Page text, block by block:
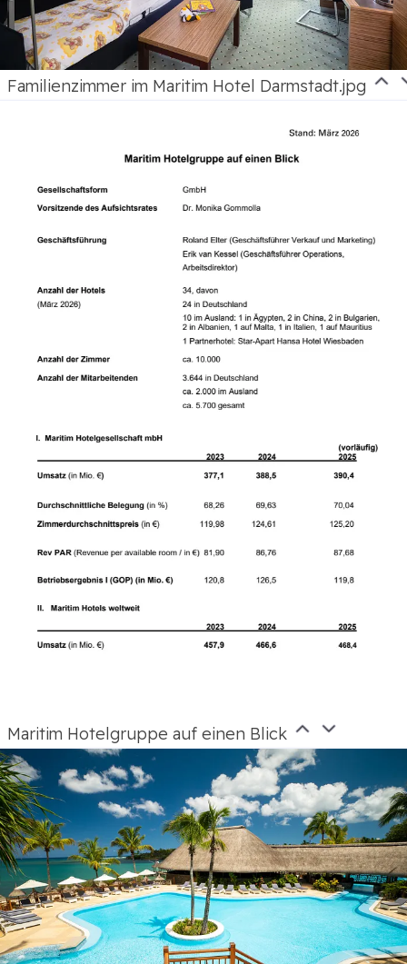
Familienzimmer im Maritim Hotel Darmstadt.jpg
Maritim Hotelgruppe auf einen Blick